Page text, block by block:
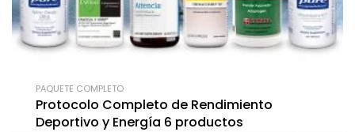
PAQUETE COMPLETO
Protocolo Completo de Rendimiento
Deportivo y Energía 6 productos